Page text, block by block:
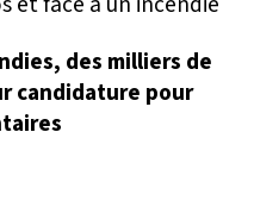
des milliers de
candidature pour